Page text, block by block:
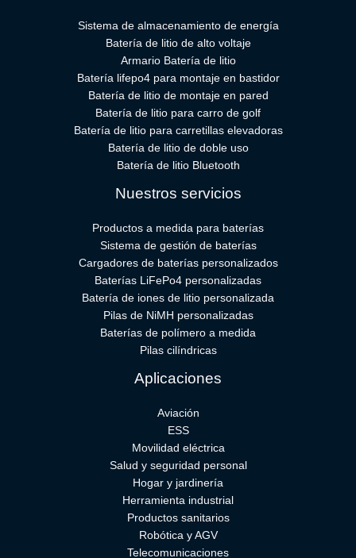
Sistema de almacenamiento de energía
Batería de litio de alto voltaje
Armario Batería de litio
Batería lifepo4 para montaje en bastidor
Batería de litio de montaje en pared
Batería de litio para carro de golf
Batería de litio para carretillas elevadoras
Batería de litio de doble uso
Batería de litio Bluetooth
Nuestros servicios
Productos a medida para baterías
Sistema de gestión de baterías
Cargadores de baterías personalizados
Baterías LiFePo4 personalizadas
Batería de iones de litio personalizada
Pilas de NiMH personalizadas
Baterías de polímero a medida
Pilas cilíndricas
Aplicaciones
Aviación
ESS
Movilidad eléctrica
Salud y seguridad personal
Hogar y jardinería
Herramienta industrial
Productos sanitarios
Robótica y AGV
Telecomunicaciones